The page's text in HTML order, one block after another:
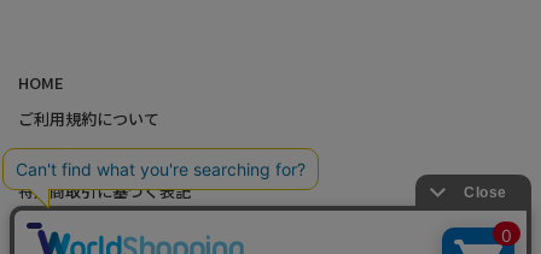
HOME
ご利用規約について
個人情報の取り扱いについて
特定商取引に基づく表記
会社概要